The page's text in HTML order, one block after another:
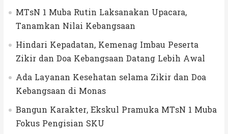
MTsN 1 Muba Rutin Laksanakan Upacara,
Tanamkan Nilai Kebangsaan
Hindari Kepadatan, Kemenag Imbau Peserta
Zikir dan Doa Kebangsaan Datang Lebih Awal
Ada Layanan Kesehatan selama Zikir dan Doa
Kebangsaan di Monas
Bangun Karakter, Ekskul Pramuka MTsN 1 Muba
Fokus Pengisian SKU